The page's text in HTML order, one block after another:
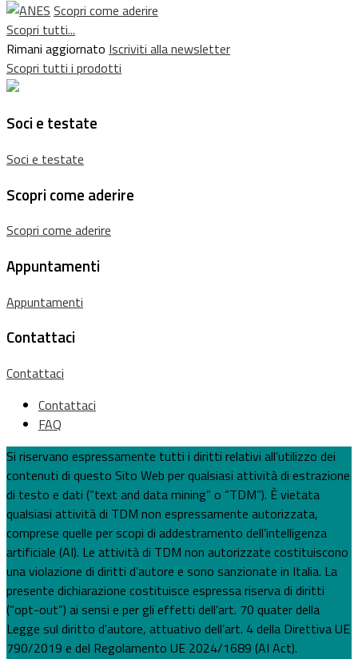
Scopri come aderire
Scopri tutti...
Rimani aggiornato Iscriviti alla newsletter
Scopri tutti i prodotti
Soci e testate
Soci e testate
Scopri come aderire
Scopri come aderire
Appuntamenti
Appuntamenti
Contattaci
Contattaci
Contattaci
FAQ
Si riservano espressamente tutti i diritti relativi all’utilizzo dei
contenuti di questo Sito Web per qualsiasi attività di estrazione
di testo e dati (“text and data mining” o “TDM”). È vietata
qualsiasi attività di TDM non espressamente autorizzata,
comprese quelle per scopi di addestramento dell’intelligenza
artificiale (AI). Le attività di TDM non autorizzate costituiscono
una violazione di diritti d’autore e sono sanzionate in Italia. La
presente dichiarazione costituisce espressa riserva di diritti
(“opt-out”) ai sensi e per gli effetti dell’art. 70 quater della
Legge sul diritto d'autore, attuativo dell’art. 4 della Direttiva UE
790/2019 e del Regolamento UE 2024/1689 (AI Act).